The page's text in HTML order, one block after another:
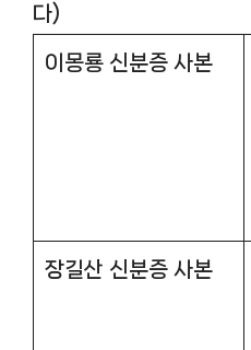
다)
이몽룡 신분증 사본
장길산 신분증 사본